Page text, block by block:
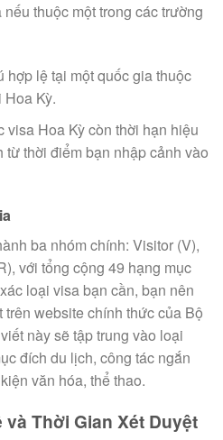
thuộc một trong các trường
hợp lệ tại một quốc gia thuộc
Kỳ.
visa Hoa Kỳ còn thời hạn hiệu
từ thời điểm bạn nhập cảnh vào
ba nhóm chính: Visitor (V),
với tổng cộng 49 hạng mục
loại visa bạn cần, bạn nên
website chính thức của Bộ
này sẽ tập trung vào loại
đích du lịch, công tác ngắn
văn hóa, thể thao.
và Thời Gian Xét Duyệt